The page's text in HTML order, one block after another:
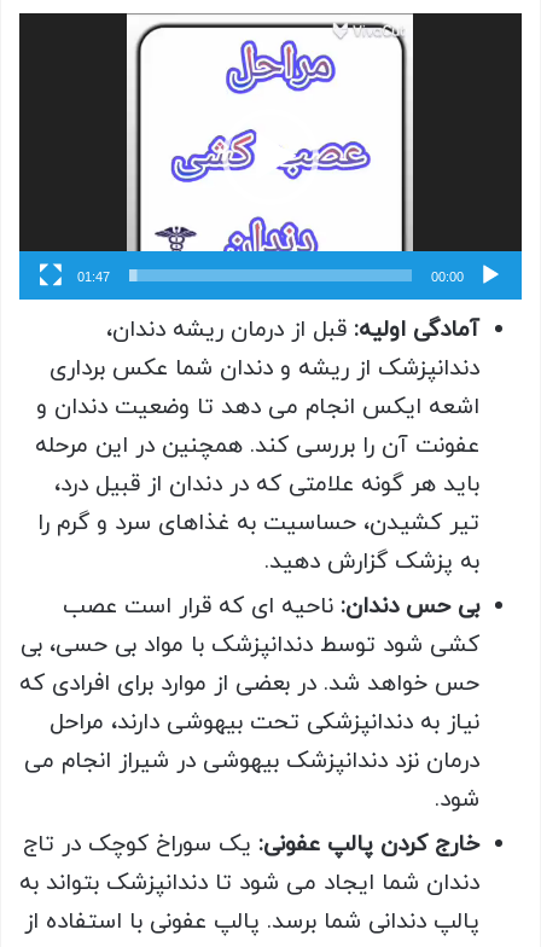
نمایشگر
ویدیو
00:00
01:47
آمادگی اولیه: قبل از درمان ریشه دندان،
دندانپزشک از ریشه و دندان شما عکس برداری
اشعه ایکس انجام می دهد تا وضعیت دندان و
عفونت آن را بررسی کند. همچنین در این مرحله
باید هر گونه علامتی که در دندان از قبیل درد،
تیر کشیدن، حساسیت به غذاهای سرد و گرم را
به پزشک گزارش دهید.
بی حس دندان: ناحیه ای که قرار است عصب
کشی شود توسط دندانپزشک با مواد بی حسی، بی
حس خواهد شد. در بعضی از موارد برای افرادی که
نیاز به دندانپزشکی تحت بیهوشی دارند، مراحل
درمان نزد دندانپزشک بیهوشی در شیراز انجام می
شود.
خارج کردن پالپ عفونی: یک سوراخ کوچک در تاج
دندان شما ایجاد می شود تا دندانپزشک بتواند به
پالپ دندانی شما برسد. پالپ عفونی با استفاده از